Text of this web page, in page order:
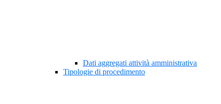
Dati aggregati attività amministrativa
Tipologie di procedimento